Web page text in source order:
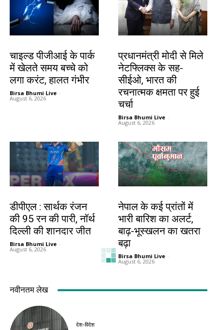
चाइल्ड पीजीआई के पार्क
में खेलते समय बच्चे को
लगा करंट, हालत गंभीर
Birsa Bhumi Live -
August 6, 2026
प्रधानमंत्री मोदी से मिले
नेटफ्लिक्स के सह-
सीईओ, भारत की
रचनात्मक क्षमता पर हुई
चर्चा
Birsa Bhumi Live -
August 6, 2026
डीपीएल : सार्थक रंजन
की 95 रन की पारी, नॉर्थ
दिल्ली की शानदार जीत
Birsa Bhumi Live -
August 6, 2026
नेपाल के कई प्रांतों में
भारी बारिश का अलर्ट,
बाढ़-भूस्खलन का खतरा
बढ़ा
Birsa Bhumi Live -
August 6, 2026